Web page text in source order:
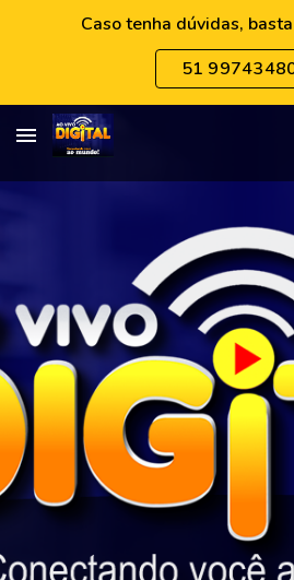
Caso tenha dúvidas,
51